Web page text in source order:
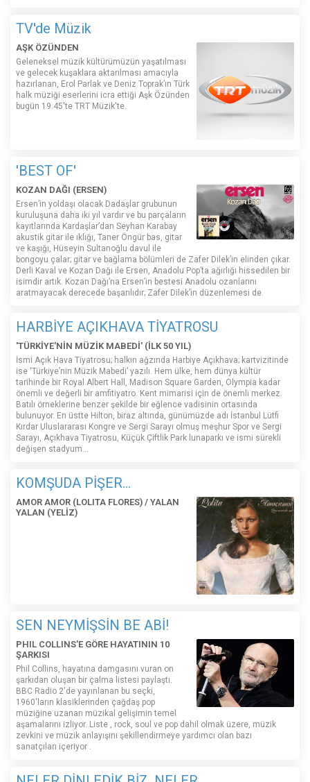
TV'de Müzik
AŞK ÖZÜNDEN
Geleneksel müzik kültürümüzün yaşatılması
ve gelecek kuşaklara aktarılması amacıyla
hazırlanan, Erol Parlak ve Deniz Toprak’ın Türk
halk müziği eserlerini icra ettiği Aşk Özünden
bugün 19.45'te TRT Müzik'te.
'BEST OF'
KOZAN DAĞI (ERSEN)
Ersen’in yoldaşı olacak Dadaşlar grubunun
kuruluşuna daha iki yıl vardır ve bu parçaların
kayıtlarında Kardaşlar’dan Seyhan Karabay
akustik gitar ile ıklığı, Taner Öngür bas, gitar
ve kaşığı, Hüseyin Sultanoğlu davul ile
bongoyu çalar; gitar ve bağlama bölümleri de Zafer Dilek’in elinden çıkar.
Derli Kaval ve Kozan Dağı ile Ersen, Anadolu Pop’ta ağırlığı hissedilen bir
isimdir artık. Kozan Dağı’na Ersen’in bestesi Anadolu ozanlarını
aratmayacak derecede başarılıdır; Zafer Dilek’in düzenlemesi de.
HARBİYE AÇIKHAVA TİYATROSU
'TÜRKİYE'NİN MÜZİK MABEDİ' (İLK 50 YIL)
İsmi Açık Hava Tiyatrosu; halkın ağzında Harbiye Açıkhava; kartvizitinde
ise ‘Türkiye’nin Müzik Mabedi’ yazılı. Hem ülke, hem dünya kültür
tarihinde bir Royal Albert Hall, Madison Square Garden, Olympia kadar
önemli ve değerli bir amfitiyatro. Kent mimarisi için de önemli merkez.
Batılı örneklerine benzer şekilde bir eğlence vadisinin ortasında
bulunuyor. En üstte Hilton, biraz altında, günümüzde adı İstanbul Lütfi
Kırdar Uluslararası Kongre ve Sergi Sarayı olmuş meşhur Spor ve Sergi
Sarayı, Açıkhava Tiyatrosu, Küçük Çiftlik Park lunaparkı ve ismi sürekli
değişen stadyum…
KOMŞUDA PİŞER...
AMOR AMOR (LOLITA FLORES) / YALAN
YALAN (YELİZ)
SEN NEYMİŞSİN BE ABİ!
PHIL COLLINS'E GÖRE HAYATININ 10
ŞARKISI
Phil Collins, hayatına damgasını vuran on
şarkıdan oluşan bir çalma listesi paylaştı.
BBC Radio 2'de yayınlanan bu seçki,
1960'ların klasiklerinden çağdaş pop
müziğine uzanan müzikal gelişimin temel
aşamalarını izliyor. Liste , rock, soul ve pop dahil olmak üzere, müzik
zevkini ve müzik anlayışını şekillendirmeye yardımcı olan bazı
sanatçıları içeriyor .